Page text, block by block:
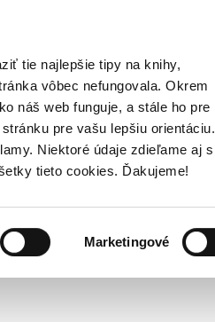
tie najlepšie tipy na knihy,
vôbec nefungovala. Okrem
náš web funguje, a stále ho pre
pre vašu lepšiu orientáciu.
Niektoré údaje zdieľame aj s
tieto cookies. Ďakujeme!
Marketingové